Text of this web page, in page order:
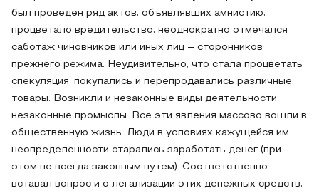
был проведен ряд актов, объявлявших амнистию,
процветало вредительство, неоднократно отмечался
саботаж чиновников или иных лиц – сторонников
прежнего режима. Неудивительно, что стала процветать
спекуляция, покупались и перепродавались различные
товары. Возникли и незаконные виды деятельности,
незаконные промыслы. Все эти явления массово вошли в
общественную жизнь. Люди в условиях кажущейся им
неопределенности старались заработать денег (при
этом не всегда законным путем). Соответственно
вставал вопрос и о легализации этих денежных средств,